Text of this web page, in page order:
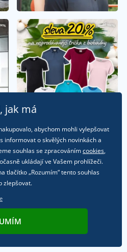
jak má
abychom mohli vylepšovat
informovat o skvělých novinkách a
souhlas se zpracovánímcookies,
ukládají ve Vašem prohlížeči.
tlačítko „Rozumím“ tento souhlas
zlepšovat.